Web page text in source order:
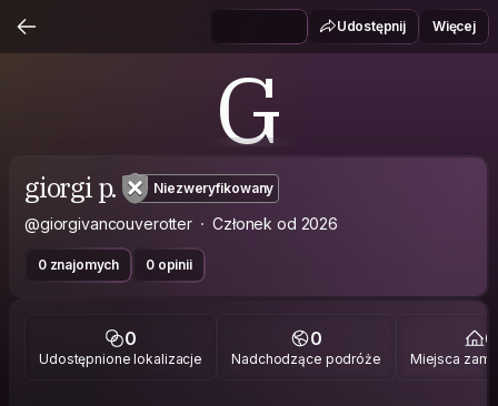
Udostępnij Więcej
G
giorgi p. Niezweryfikowany
@giorgivancouverotter Członek od 2026
0 znajomych 0 opinii
0
Udostępnione lokalizacje
0
Nadchodzące podróże
0
Miejsca